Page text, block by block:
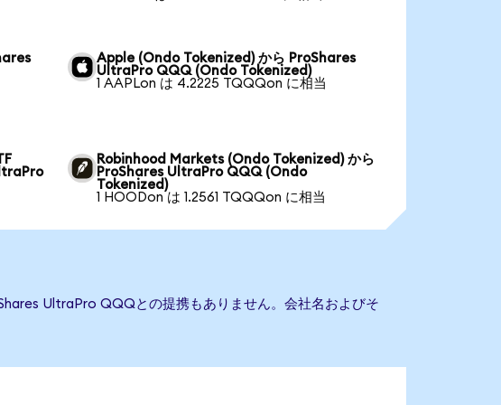
Apple (Ondo Tokenized) から ProShares
UltraPro QQQ (Ondo Tokenized)
1 AAPLon は 4.2225 TQQQon に相当
Robinhood Markets (Ondo Tokenized) から
ProShares UltraPro QQQ (Ondo
Tokenized)
1 HOODon は 1.2561 TQQQon に相当
UltraPro QQQとの提携もありません。会社名およびそ